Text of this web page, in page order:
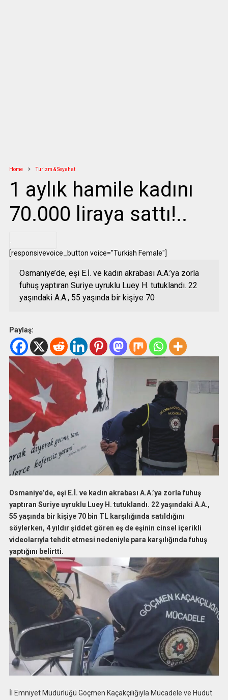
Home Turizm & Seyahat
1 aylık hamile kadını
70.000 liraya sattı!..
[responsivevoice_button voice="Turkish Female"]
Osmaniye’de, eşi E.İ. ve kadın akrabası A.A.’ya zorla
fuhuş yaptıran Suriye uyruklu Luey H. tutuklandı. 22
yaşındaki A.A., 55 yaşında bir kişiye 70
Paylaş:
Osmaniye’de, eşi E.İ. ve kadın akrabası A.A.’ya zorla fuhuş
yaptıran Suriye uyruklu Luey H. tutuklandı. 22 yaşındaki A.A.,
55 yaşında bir kişiye 70 bin TL karşılığında satıldığını
söylerken, 4 yıldır şiddet gören eş de eşinin cinsel içerikli
videolarıyla tehdit etmesi nedeniyle para karşılığında fuhuş
yaptığını belirtti.
İl Emniyet Müdürlüğü Göçmen Kaçakçılığıyla Mücadele ve Hudut